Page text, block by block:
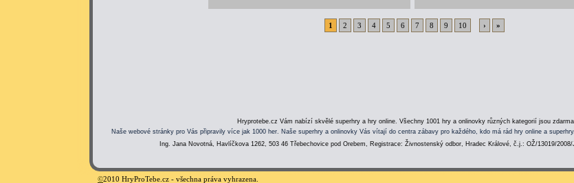
1 2 3 4 5 6 7 8 9 10 › »
Hryprotebe.cz Vám nabízí skvělé superhry a hry online. Všechny 1001 hry a onlinovky různých kategorií jsou
Naše webové stránky pro Vás připravily více jak 1000 her. Naše superhry a onlinovky Vás vítají do centra zábavy pro každého, kdo má rád hry online a
Ing. Jana Novotná, Havlíčkova 1262, 503 46 Třebechovice pod Orebem, Registrace: Živnostenský odbor, Hradec Králové, č.j.: OŽ/13019/
©2010 HryProTebe.cz - všechna práva vyhrazena.